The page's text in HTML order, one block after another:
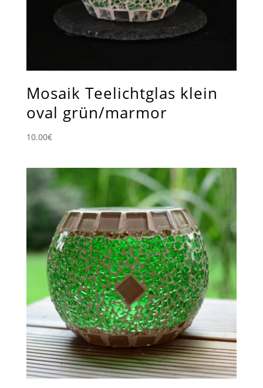
Mosaik Teelichtglas klein
oval grün/marmor
10.00€